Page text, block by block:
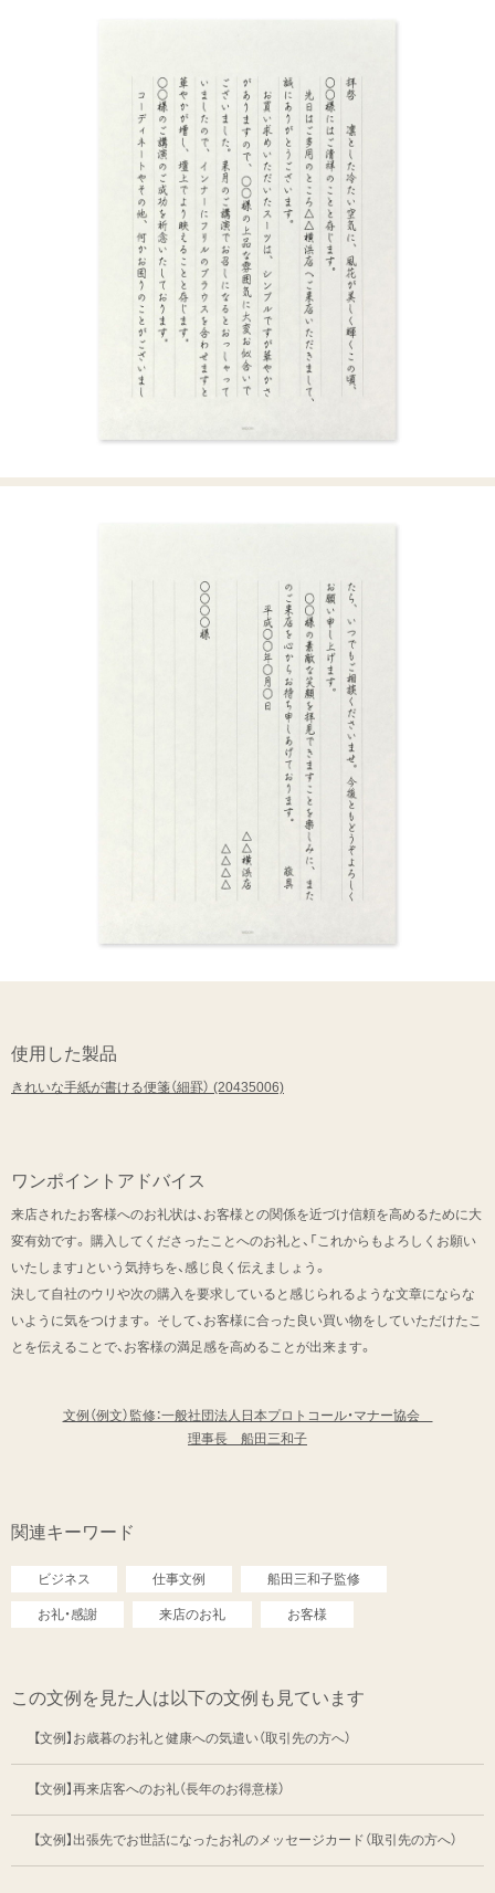
使用した製品
きれいな手紙が書ける便箋（細罫） (20435006)
ワンポイントアドバイス
来店されたお客様へのお礼状は、お客様との関係を近づけ信頼を高めるために大
変有効です。 購入してくださったことへのお礼と、「これからもよろしくお願い
いたします」という気持ちを、感じ良く伝えましょう。
決して自社のウリや次の購入を要求していると感じられるような文章にならな
いように気をつけます。 そして、お客様に合った良い買い物をしていただけたこ
とを伝えることで、お客様の満足感を高めることが出来ます。
文例（例文）監修：一般社団法人日本プロトコール・マナー協会
理事長 船田三和子
関連キーワード
ビジネス 仕事文例 船田三和子監修
お礼・感謝 来店のお礼 お客様
この文例を見た人は以下の文例も見ています
【文例】お歳暮のお礼と健康への気遣い（取引先の方へ）
【文例】再来店客へのお礼（長年のお得意様）
【文例】出張先でお世話になったお礼のメッセージカード（取引先の方へ）